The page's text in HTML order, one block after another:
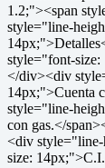
1.2;"><span
style="line-
style="font-size:
</div><div
14px;">Cuenta
style="line-
con gas.</
<div
size: